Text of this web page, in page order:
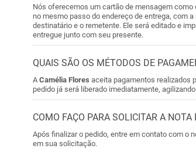
Nós oferecemos um cartão de mensagem
no mesmo passo do endereço de entrega, com
destinatário e o remetente. Ele será editado e
entregue junto com seu presente.
QUAIS SÃO OS MÉTODOS DE
A Camélia Flores aceita pagamentos realizados
pedido já será liberado imediatamente,
COMO FAÇO PARA SOLICITAR A
Após finalizar o pedido, entre em contato com o
em sua solicitação.